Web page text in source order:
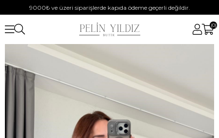
9000₺ ve üzeri siparişlerde kapıda ödeme geçerli değildir.
0